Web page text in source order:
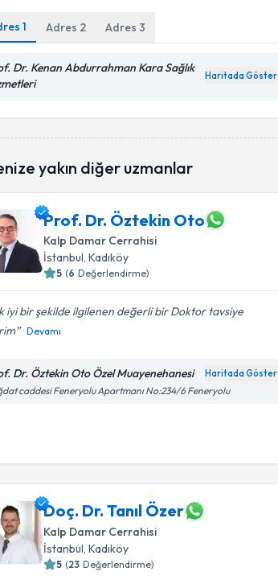
1 Adres 2 Adres3
Dr. Kenan Abdurrahman Kara Sağlık
Haritada Göster
yakın diğer uzmanlar
Prof. Dr. Öztekin Oto
Kalp Damar Cerrahisi
İstanbul, Kadıköy
5 (6 Değerlendirme)
iyi bir şekilde ilgilenen değerli bir Doktor tavsiye
Devamı
Dr. Öztekin Oto Özel Muayenehanesi Haritada Göster
caddesi Feneryolu Apartmanı No:234/6 Feneryolu
Doç. Dr. Tanıl Özer
Kalp Damar Cerrahisi
İstanbul , Kadıköy
5 (23 Değerlendirme)